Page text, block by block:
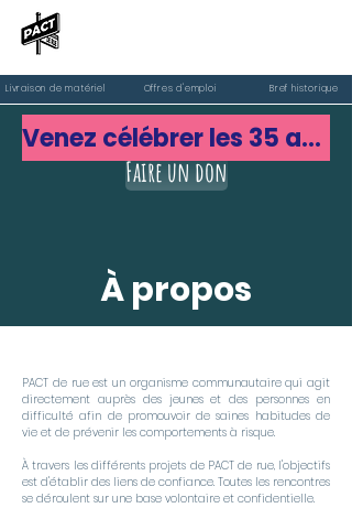
Livraison de matériel Offres d'emploi Bref historique
Faire un don
Venez célébrer les 35 ans de PACT de rue
À propos
PACT de rue est un organisme communautaire qui agit
directement auprès des jeunes et des personnes en
difficulté afin de promouvoir de saines habitudes de
vie et de prévenir les comportements à risque.
À travers les différents projets de PACT de rue, l'objectifs
est d'établir des liens de confiance. Toutes les rencontres
se déroulent sur une base volontaire et confidentielle.